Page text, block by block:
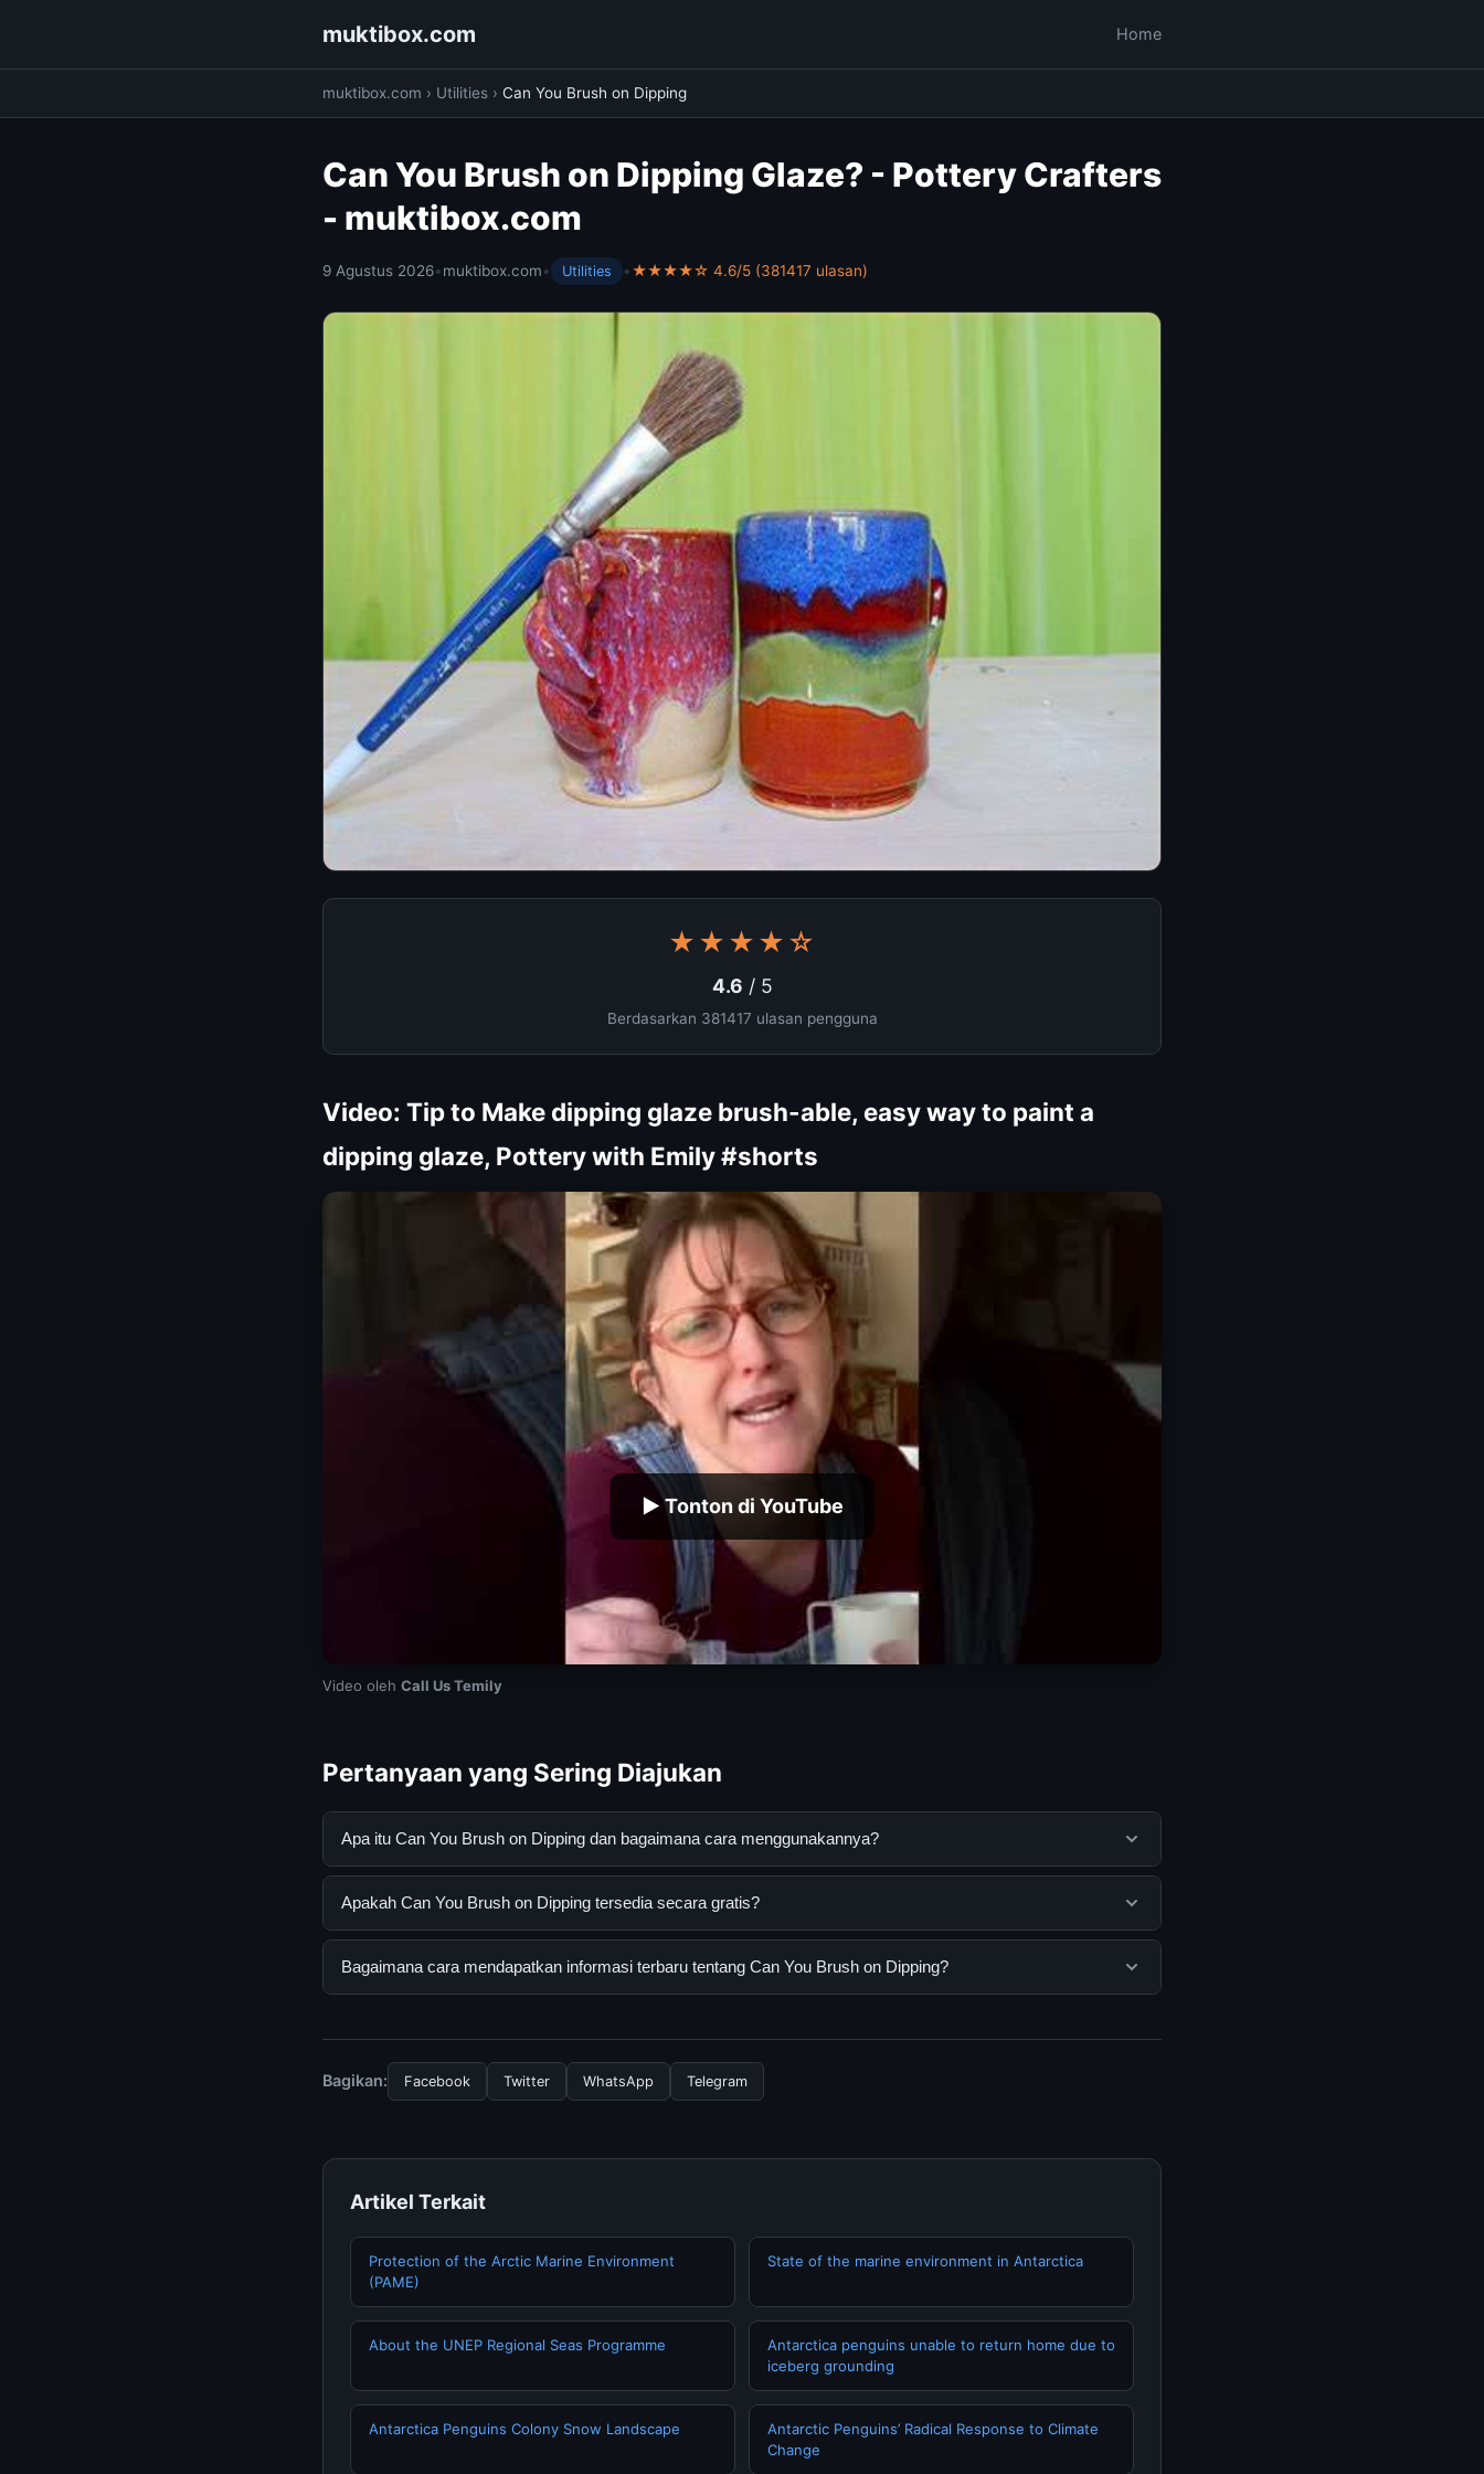
muktibox.com Home
muktibox.com › Utilities › Can You Brush on Dipping
Can You Brush on Dipping Glaze? - Pottery Crafters
- muktibox.com
9 Agustus 2026•muktibox.com• Utilities •★★★★☆ 4.6/5 (381417 ulasan)
★★★★☆
4.6 / 5
Berdasarkan 381417 ulasan pengguna
Video: Tip to Make dipping glaze brush-able, easy way to paint a
dipping glaze, Pottery with Emily #shorts
▶ Tonton di YouTube
Video oleh Call Us Temily
Pertanyaan yang Sering Diajukan
Apa itu Can You Brush on Dipping dan bagaimana cara menggunakannya?
Can You Brush on Dipping adalah layanan digital yang dirancang untuk membantu pengguna mendapatkan
mengikuti panduan yang tersedia.
Apakah Can You Brush on Dipping tersedia secara gratis?
Ya, Can You Brush on Dipping dapat diakses secara gratis oleh semua pengguna. Tidak ada biaya
Bagaimana cara mendapatkan informasi terbaru tentang Can You Brush on Dipping?
Bagikan:
Facebook Twitter WhatsApp Telegram
Artikel Terkait
Protection of the Arctic Marine Environment
(PAME)
State of the marine environment in Antarctica
About the UNEP Regional Seas Programme
Antarctica penguins unable to return home due to
iceberg grounding
Antarctica Penguins Colony Snow Landscape
Antarctic Penguins’ Radical Response to Climate
Change